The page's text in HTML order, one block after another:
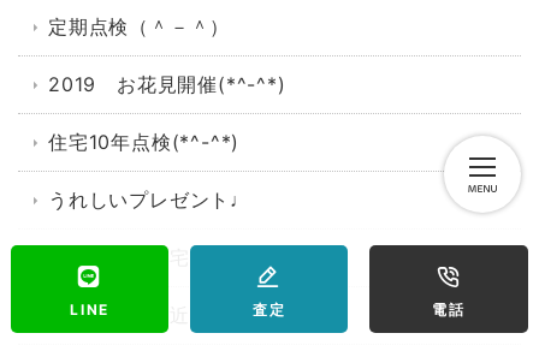
定期点検（＾－＾）
2019 お花見開催(*^-^*)
住宅10年点検(*^-^*)
うれしいプレゼント♩
素敵な中古住宅(*^_^*)
キッズルーム近況報告（＾－＾）
LINE 査定 電話